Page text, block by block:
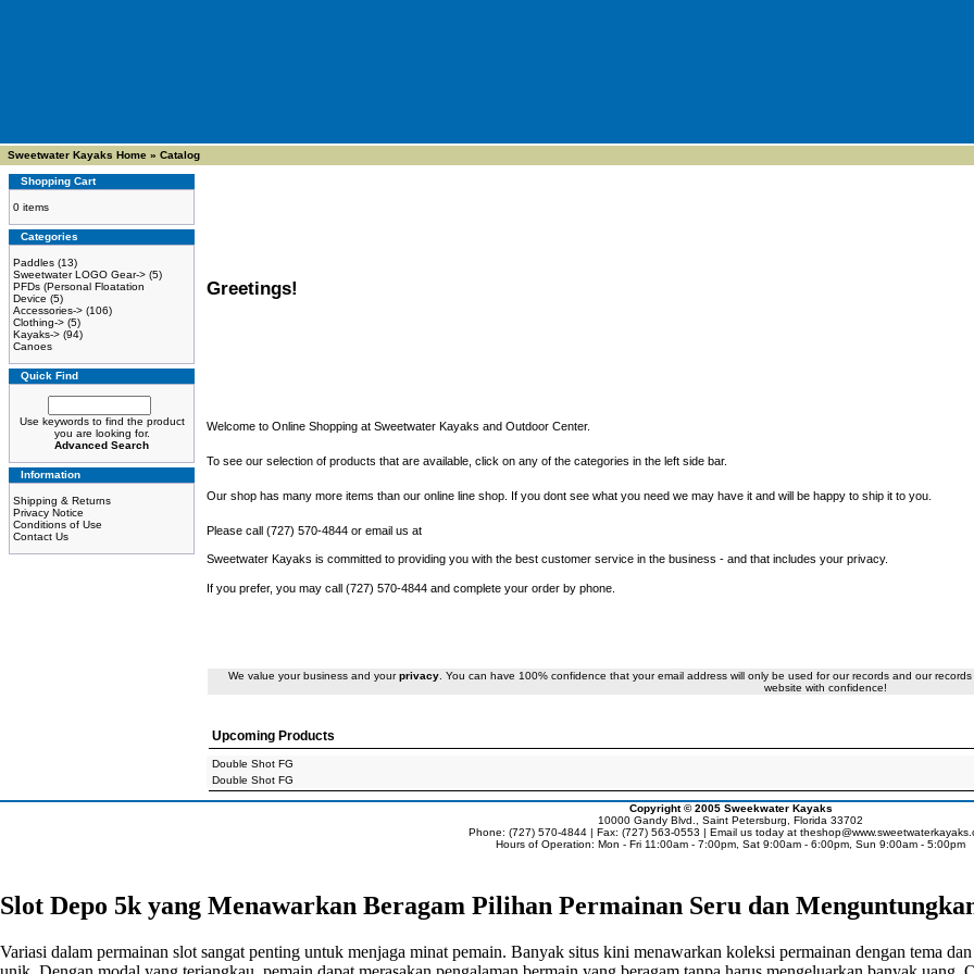
Sweetwater Kayaks Home » Catalog
Shopping Cart
0 items
Categories
Paddles (13)
Sweetwater LOGO Gear-> (5)
PFDs (Personal Floatation
Device (5)
Accessories-> (106)
Clothing-> (5)
Kayaks-> (94)
Canoes
Quick Find
Use keywords to find the product
you are looking for.
Advanced Search
Information
Shipping & Returns
Privacy Notice
Conditions of Use
Contact Us
Greetings!
Welcome to Online Shopping at Sweetwater Kayaks and Outdoor Center.
To see our selection of products that are available, click on any of the categories in the left side bar.
Our shop has many more items than our online line shop. If you dont see what you need we may have it and will be happy to ship it to you.
Please call (727) 570-4844 or email us at
Sweetwater Kayaks is committed to providing you with the best customer service in the business - and that includes your privacy.
If you prefer, you may call (727) 570-4844 and complete your order by phone.
We value your business and yourprivacy. You can have 100% confidence that your email address will only be used for our records and our
website with confidence!
Upcoming Products
Double Shot FG
Double Shot FG
Copyright © 2005 Sweekwater Kayaks
10000 Gandy Blvd., Saint Petersburg, Florida 33702
Phone: (727) 570-4844 | Fax: (727) 563-0553 | Email us today at
Hours of Operation: Mon - Fri 11:00am - 7:00pm, Sat 9:00am - 6:00pm, Sun 9:00am - 5:00pm
Slot Depo 5k yang Menawarkan Beragam Pilihan Permainan Seru dan
Variasi dalam permainan slot sangat penting untuk menjaga minat pemain. Banyak situs kini menawarkan koleksi permainan dengan tema